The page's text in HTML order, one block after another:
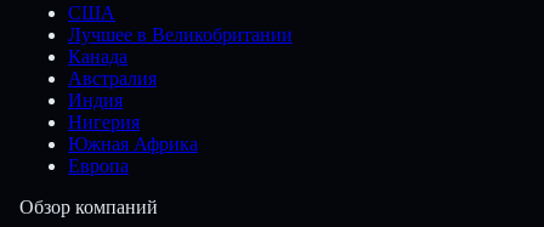
США
Лучшее в Великобритании
Канада
Австралия
Индия
Нигерия
Южная Африка
Европа
Обзор компаний